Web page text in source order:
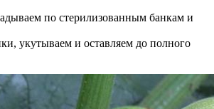
по стерилизованным банкам и
укутываем и оставляем до полного